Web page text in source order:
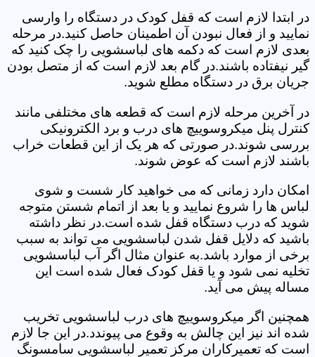
در ابتدا لازم است که قفل کودک در دستگاه را وارسی
نمایید و از فعال نبودن آن اطمینان حاصل کنید.در مرحله
بعدی لازم است که دکمه های لباسشویی را چک کنید که
گیر نیفتاده باشند.در گام بعد لازم است که از متصل بودن
جریان برق در دستگاه مطلع شوید.
در آخرین مرحله لازم است که قطعه های مختلفی مانند
کنترل پنل میکروسوییچ های درب و برد الکترونیکی
بررسی شوند.در صورتی که هر یک از این قطعات خراب
باشند لازم است که عوض شوند.
امکان دارد زمانی که می خواهید کار شست و شوی
لباس ها را شروع نمایید و یا بعد از اتمام شستن متوجه
شوید که درب دستگاه قفل شده است.در نظر داشته
باشید که دلایل قفل شدن لباسشویی می تواند به سبب
برخی از موارد باشد.به عنوان مثال اگر آب لباسشویی
تخلیه نمی شود و یا قفل کودک فعال شده است این
مساله پیش می آید.
همچنین اگر میکروسوییچ های درب لباسشویی تخریب
شده اند نیز این چالش به وقوع می پیوندد.در این جا لازم
است که تعمیرکاران مرکز تعمیر لباسشویی سامسونگ